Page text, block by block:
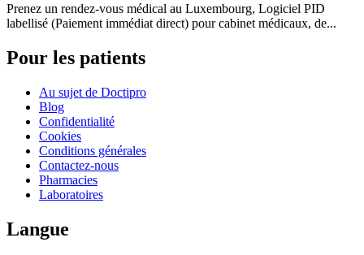
Prenez un rendez-vous médical au Luxembourg, Logiciel PID
labellisé (Paiement immédiat direct) pour cabinet médicaux, de...
Pour les patients
Au sujet de Doctipro
Blog
Confidentialité
Cookies
Conditions générales
Contactez-nous
Pharmacies
Laboratoires
Langue